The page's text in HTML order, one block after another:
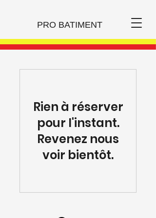
PRO BATIMENT
Rien à réserver
pour l'instant.
Revenez nous
voir bientôt.